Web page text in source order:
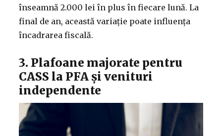
înseamnă 2.000 lei în plus în fiecare lună. La
final de an, această variație poate influența
încadrarea fiscală.
3. Plafoane majorate pentru
CASS la PFA și venituri
independente